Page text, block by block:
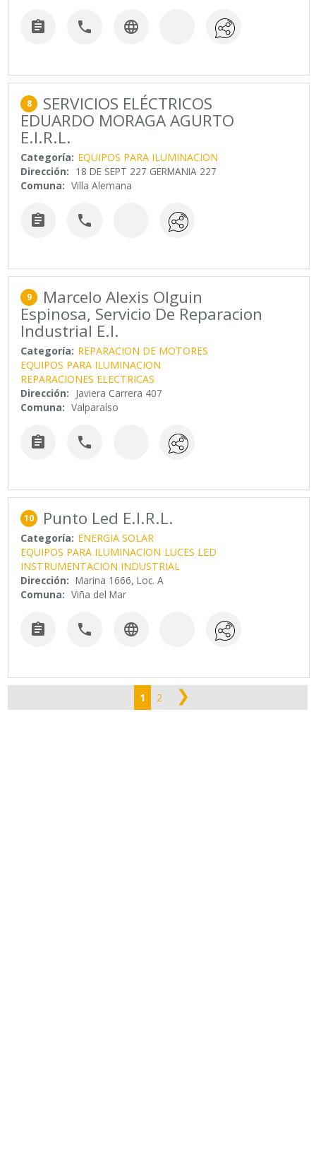
  
8 SERVICIOS ELÉCTRICOS
EDUARDO MORAGA AGURTO
E.I.R.L.
Categoría: EQUIPOS PARA ILUMINACION
Dirección: 18 DE SEPT 227 GERMANIA 227
Comuna: Villa Alemana
 
9 Marcelo Alexis Olguin
Espinosa, Servicio De Reparacion
Industrial E.I.
Categoría: REPARACION DE MOTORES
EQUIPOS PARA ILUMINACION
REPARACIONES ELECTRICAS
Dirección: Javiera Carrera 407
Comuna: Valparaíso
 
10 Punto Led E.I.R.L.
Categoría: ENERGIA SOLAR
EQUIPOS PARA ILUMINACION LUCES LED
INSTRUMENTACION INDUSTRIAL
Dirección: Marina 1666, Loc. A
Comuna: Viña del Mar
  
1 2 ❯